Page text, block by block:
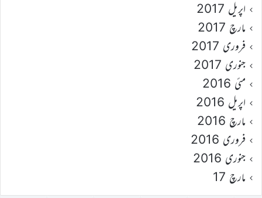
اپریل 2017
مارچ 2017
فروری 2017
جنوری 2017
مئی 2016
اپریل 2016
مارچ 2016
فروری 2016
جنوری 2016
مارچ 17